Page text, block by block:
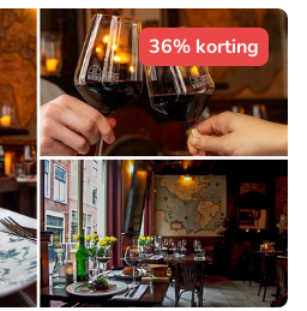
36% korting